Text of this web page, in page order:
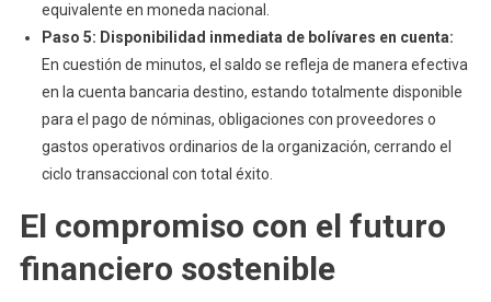
equivalente en moneda nacional.
Paso 5: Disponibilidad inmediata de bolívares en cuenta:
En cuestión de minutos, el saldo se refleja de manera efectiva
en la cuenta bancaria destino, estando totalmente disponible
para el pago de nóminas, obligaciones con proveedores o
gastos operativos ordinarios de la organización, cerrando el
ciclo transaccional con total éxito.
El compromiso con el futuro
financiero sostenible